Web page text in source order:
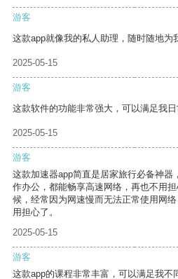
游客
这款app就像我的私人助理，随时随地为
2025-05-15
游客
这款软件的功能非常强大，可以满足我日
2025-05-15
游客
这款加速器app简直是居家旅行必备神器
作办公，都能畅享高速网络，再也不用
候，经常因为网速慢而无法正常使用网
用担心了。
2025-05-15
游客
这款app的课程非常丰富，可以满足我不